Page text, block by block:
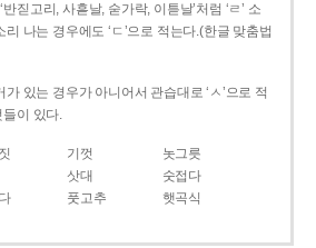
짇고리, 사흗날, 숟가락, 이튿날’처럼 ‘ㄹ’ 소
리 나는 경우에도 ‘ㄷ’으로 적는다.(한글 맞춤법
가 있는 경우가 아니어서 관습대로 ‘ㅅ’으로 적
들이 있다.
기껏
놋그릇
삿대
숫접다
풋고추 햇곡식